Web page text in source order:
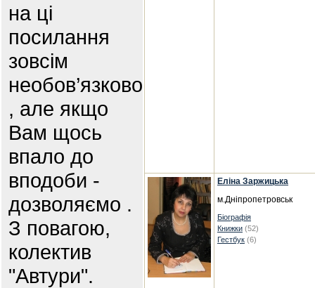
на ці
посилання
зовсім
необов’язково
, але якщо
Вам щось
впало до
вподоби -
дозволяємо .
З повагою,
колектив
"Автури".
Еліна Заржицька
м.Дніпропетровськ
Біографія
Книжки (52)
Гестбук (6)